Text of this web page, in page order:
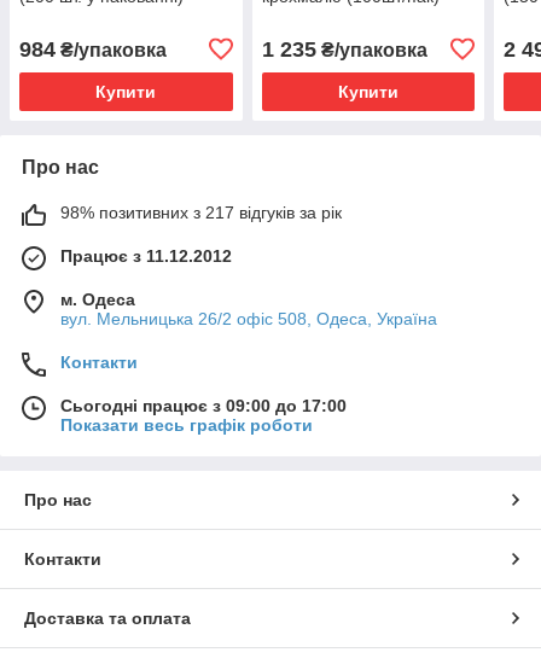
984 ₴/упаковка
Купити
1 235₴/упаковка
Купити
2
Про нас
98% позитивних з 217 відгуків за рік
Працює з 11.12.2012
м. Одеса
вул. Мельницька 26/2 офіс 508, Одеса, Україна
Контакти
Сьогодні працює з 09:00 до 17:00
Показати весь графік роботи
Про нас
Контакти
Доставка та оплата